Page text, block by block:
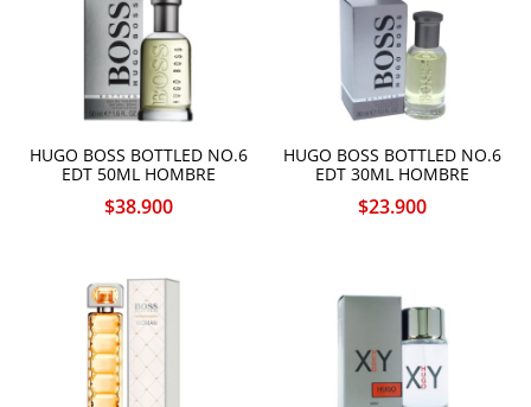
HUGO BOSS BOTTLED NO.6
EDT 50ML HOMBRE
$38.900
HUGO BOSS BOTTLED NO.6
EDT 30ML HOMBRE
$23.900